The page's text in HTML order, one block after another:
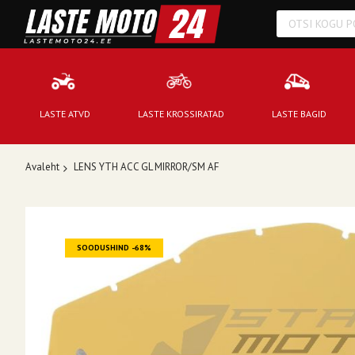
LASTE ATVD LASTE KROSSIRATAD LASTE BAGID
Avaleht LENS YTH ACC GL MIRROR/SM AF
images
gallery
SOODUSHIND -68%